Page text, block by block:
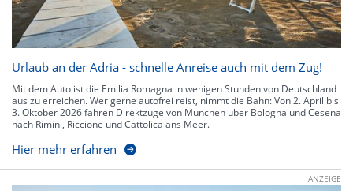
Urlaub an der Adria - schnelle Anreise auch mit dem Zug!
Mit dem Auto ist die Emilia Romagna in wenigen Stunden von Deutschland
aus zu erreichen. Wer gerne autofrei reist, nimmt die Bahn: Von 2. April bis
3. Oktober 2026 fahren Direktzüge von München über Bologna und Cesena
nach Rimini, Riccione und Cattolica ans Meer.
Hier mehr erfahren
ANZEIGE